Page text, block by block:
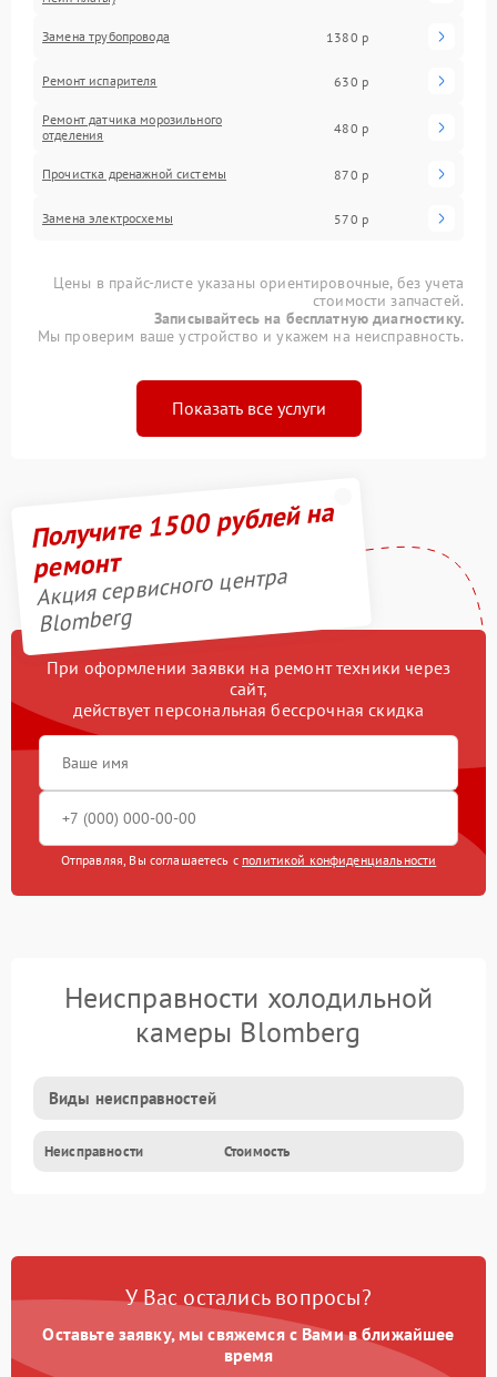
Замена трубопровода 1380 р
Ремонт испарителя 630 р
Ремонт датчика морозильного
отделения
480 р
Прочистка дренажной системы 870 р
Замена электросхемы 570 р
Цены в прайс-листе указаны ориентировочные, без учета
стоимости запчастей.
Записывайтесь на бесплатную диагностику.
Мы проверим ваше устройство и укажем на неисправность.
Показать все услуги
Получите 1500 рублей на
ремонт
Акция сервисного центра
Blomberg
При оформлении заявки на ремонт техники через
сайт,
действует персональная бессрочная скидка
Отправляя, Вы соглашаетесь с политикой конфиденциальности
Неисправности холодильной
камеры Blomberg
Виды неисправностей
Неисправности Стоимость
У Вас остались вопросы?
Оставьте заявку, мы свяжемся с Вами в ближайшее
время